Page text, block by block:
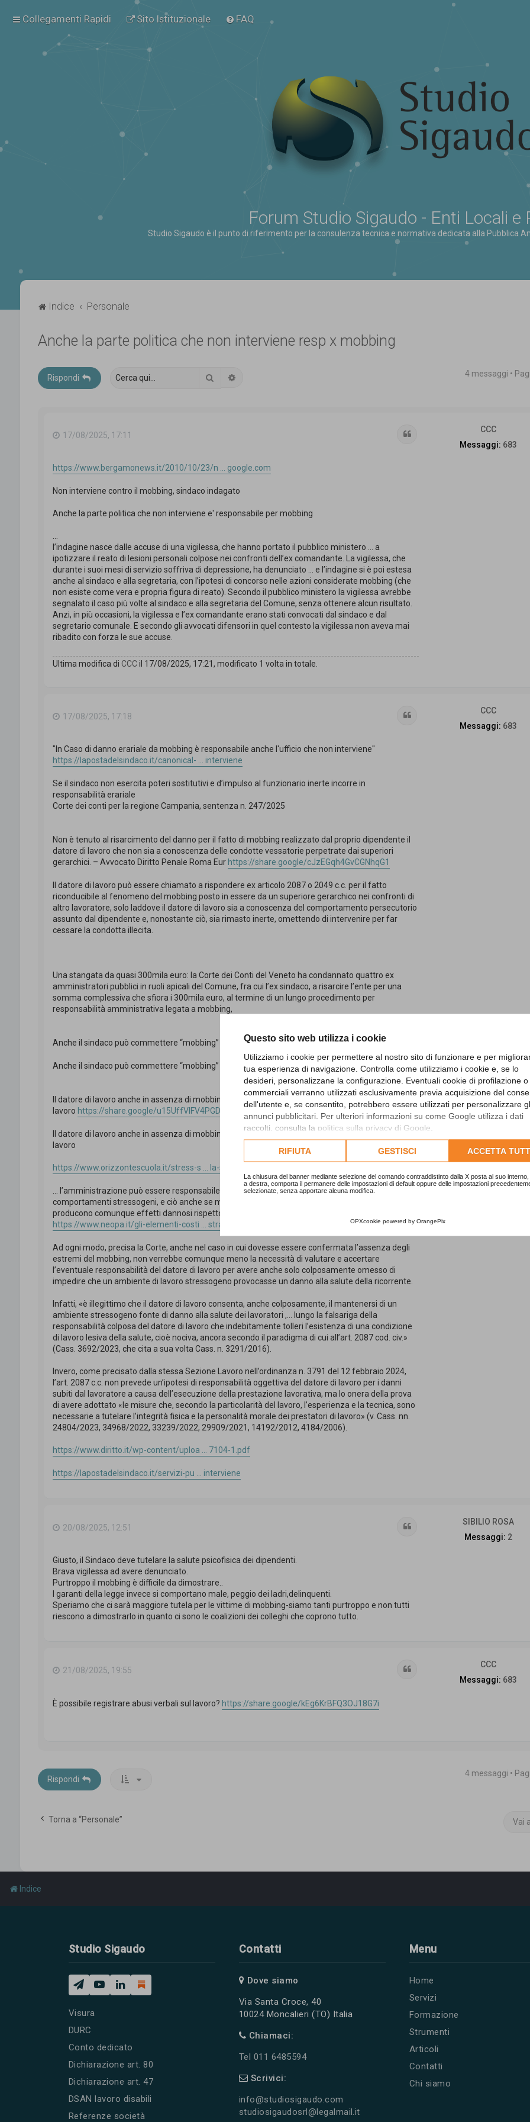
Questo sito web utilizza i cookie
Utilizziamo i cookie per permettere al nostro sito di funzionare e per
tua esperienza di navigazione. Controlla come utilizziamo i cookie e, se lo
desideri, personalizzane la configurazione. Eventuali cookie di profilazione o
commerciali verranno utilizzati esclusivamente previa acquisizione del
dell'utente e, se consentito, potrebbero essere utilizzati per personalizzare
annunci pubblicitari. Per ulteriori informazioni su come Google utilizza i dati
raccolti, consulta la politica sulla privacy di Google
Consulta l'informativa cookie completa.
RIFIUTA GESTISCI ACCETTA
La chiusura del banner mediante selezione del comando contraddistinto dalla X posta al suo interno,
a destra, comporta il permanere delle impostazioni di default oppure delle impostazioni
selezionate, senza apportare alcuna modifica.
OPXcookie powered by OrangePix
Collegamenti Rapidi Sito Istituzionale FAQ
Forum Studio Sigaudo - Enti Locali e
Studio Sigaudo è il punto di riferimento per la consulenza tecnica e normativa dedicata alla Pubblica
Indice Personale
Anche la parte politica che non interviene resp x mobbing
Rispondi Cerca 4 messaggi •
CCC
Messaggi: 683
17/08/2025, 17:11
https://www.bergamonews.it/2010/10/23/n ... google.com
Non interviene contro il mobbing, sindaco indagato
Anche la parte politica che non interviene e' responsabile per mobbing
l’indagine nasce dalle accuse di una vigilessa, che hanno portato il pubblico ministero ... a
ipotizzare il reato di lesioni personali colpose nei confronti dell’ex comandante. La vigilessa, che
durante i suoi mesi di servizio soffriva di depressione, ha denunciato ... e l’indagine si è poi estesa
anche al sindaco e alla segretaria, con l’ipotesi di concorso nelle azioni considerate mobbing (che
non esiste come vera e propria figura di reato). Secondo il pubblico ministero la vigilessa avrebbe
segnalato il caso più volte al sindaco e alla segretaria del Comune, senza ottenere alcun risultato.
Anzi, in più occasioni, la vigilessa e l’ex comandante erano stati convocati dal sindaco e dal
segretario comunale. E secondo gli avvocati difensori in quel contesto la vigilessa non aveva mai
ribadito con forza le sue accuse.
Ultima modifica di CCC il 17/08/2025, 17:21, modificato 1 volta in totale.
CCC
Messaggi: 683
17/08/2025, 17:18
"In Caso di danno erariale da mobbing è responsabile anche l'ufficio che non interviene"
https://lapostadelsindaco.it/canonical- ... interviene
Se il sindaco non esercita poteri sostitutivi e d’impulso al funzionario inerte incorre in
responsabilità erariale
Corte dei conti per la regione Campania, sentenza n. 247/2025
Non è tenuto al risarcimento del danno per il fatto di mobbing realizzato dal proprio dipendente il
datore di lavoro che non sia a conoscenza delle condotte vessatorie perpetrate dai superiori
gerarchici. – Avvocato Diritto Penale Roma Eur https://share.google/cJzEGqh4GvCGNhqG1
Il datore di lavoro può essere chiamato a rispondere ex articolo 2087 o 2049 c.c. per il fatto
riconducibile al fenomeno del mobbing posto in essere da un superiore gerarchico nei confronti di
altro lavoratore, solo laddove il datore di lavoro sia a conoscenza del comportamento persecutorio
assunto dal dipendente e, nonostante ciò, sia rimasto inerte, omettendo di intervenire per far
cessare la condotta illecita.
Una stangata da quasi 300mila euro: la Corte dei Conti del Veneto ha condannato quattro ex
amministratori pubblici in ruoli apicali del Comune, fra cui l’ex sindaco, a risarcire l’ente per una
somma complessiva che sfiora i 300mila euro, al termine di un lungo procedimento per
responsabilità amministrativa legata a mobbing,
Anche il sindaco può commettere “mobbing” https://share.google/Pp0vy5tPHsWCGbSqb
Anche il sindaco può commettere “mobbing”
Il datore di lavoro anche in assenza di mobbing risponde per lo stress causato dall'ambiente di
lavoro https://share.google/u15UffVlFV4PGDU89
Il datore di lavoro anche in assenza di mobbing risponde per lo stress causato dall’ambiente di
lavoro
https://www.orizzontescuola.it/stress-s ... la-salute/
... l’amministrazione può essere responsabile di straining quale forma attenuata di mobbing per
comportamenti stressogeni, e ciò anche se manca la pluralità di azioni vessatorie, ma si
producono comunque effetti dannosi rispetto all’interessato
https://www.neopa.it/gli-elementi-costi ... straining/
Ad ogni modo, precisa la Corte, anche nel caso in cui dovesse essere confermata l’assenza degli
estremi del mobbing, non verrebbe comunque meno la necessità di valutare e accertare
l’eventuale responsabilità del datore di lavoro per avere anche solo colposamente omesso di
impedire che un ambiente di lavoro stressogeno provocasse un danno alla salute della ricorrente.
Infatti, «è illegittimo che il datore di lavoro consenta, anche colposamente, il mantenersi di un
ambiente stressogeno fonte di danno alla salute dei lavoratori ,… lungo la falsariga della
responsabilità colposa del datore di lavoro che indebitamente tolleri l’esistenza di una condizione
di lavoro lesiva della salute, cioè nociva, ancora secondo il paradigma di cui all’art. 2087 cod. civ.»
(Cass. 3692/2023, che cita a sua volta Cass. n. 3291/2016).
Invero, come precisato dalla stessa Sezione Lavoro nell’ordinanza n. 3791 del 12 febbraio 2024,
l’art. 2087 c.c. non prevede un’ipotesi di responsabilità oggettiva del datore di lavoro per i danni
subiti dal lavoratore a causa dell’esecuzione della prestazione lavorativa, ma lo onera della prova
di avere adottato «le misure che, secondo la particolarità del lavoro, l’esperienza e la tecnica, sono
necessarie a tutelare l’integrità fisica e la personalità morale dei prestatori di lavoro» (v. Cass. nn.
24804/2023, 34968/2022, 33239/2022, 29909/2021, 14192/2012, 4184/2006).
https://www.diritto.it/wp-content/uploa ... 7104-1.pdf
https://lapostadelsindaco.it/servizi-pu ... interviene
SIBILIO ROSA
Messaggi: 2
20/08/2025, 12:51
Giusto, il Sindaco deve tutelare la salute psicofisica dei dipendenti.
Brava vigilessa ad avere denunciato.
Purtroppo il mobbing è difficile da dimostrare..
I garanti della legge invece si comportano male, peggio dei ladri,delinquenti.
Speriamo che ci sarà maggiore tutela per le vittime di mobbing-siamo tanti purtroppo e non tutti
riescono a dimostrarlo in quanto ci sono le coalizioni dei colleghi che coprono tutto.
CCC
Messaggi: 683
21/08/2025, 19:55
È possibile registrare abusi verbali sul lavoro? https://share.google/kEg6KrBFQ3OJ18G7i
Rispondi
4 messaggi •
Torna a “Personale” Vai a
Indice
Studio Sigaudo
Visura
DURC
Conto dedicato
Dichiarazione art. 80
Dichiarazione art. 47
DSAN lavoro disabili
Referenze società
Contatti
Dove siamo
Via Santa Croce, 40
10024 Moncalieri (TO) Italia
Chiamaci:
Tel 011 6485594
Scrivici:
info@studiosigaudo.com
studiosigaudosrl@legalmail.it
Menu
Home
Servizi
Formazione
Strumenti
Articoli
Contatti
Chi siamo